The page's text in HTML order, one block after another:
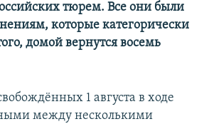
тюрем. Все они были
которые категорически
домой вернутся восемь
1 августа в ходе
между несколькими